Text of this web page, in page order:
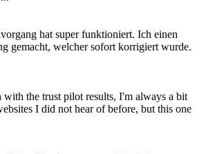
hat super funktioniert. Ich einen
gemacht, welcher sofort korrigiert wurde.
the trust pilot results, I'm always a bit
I did not hear of before, but this one